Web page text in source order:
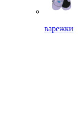
варежки